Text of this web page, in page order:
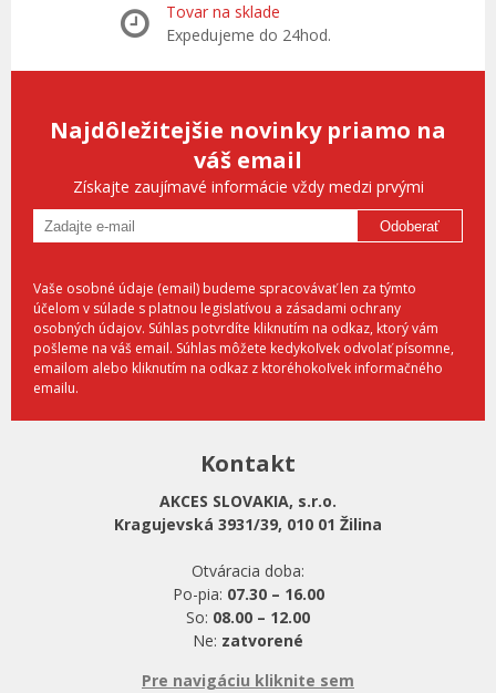
Tovar na sklade
Expedujeme do 24hod.
Najdôležitejšie novinky priamo na
váš email
Získajte zaujímavé informácie vždy medzi prvými
Odoberať
Vaše osobné údaje (email) budeme spracovávať len za týmto
účelom v súlade s platnou legislatívou a zásadami ochrany
osobných údajov. Súhlas potvrdíte kliknutím na odkaz, ktorý vám
pošleme na váš email. Súhlas môžete kedykoľvek odvolať písomne,
emailom alebo kliknutím na odkaz z ktoréhokoľvek informačného
emailu.
Kontakt
AKCES SLOVAKIA, s.r.o.
Kragujevská 3931/39, 010 01 Žilina
Otváracia doba:
Po-pia: 07.30 – 16.00
So: 08.00 – 12.00
Ne: zatvorené
Pre navigáciu kliknite sem